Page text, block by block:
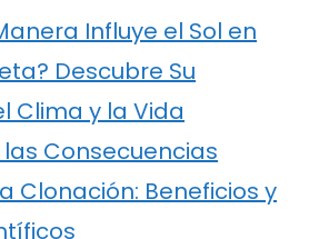
Influye el Sol en
Descubre Su
Clima y la Vida
Consecuencias
Clonación: Beneficios y